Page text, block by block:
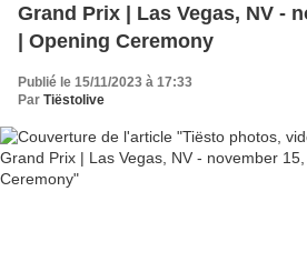
Grand Prix | Las Vegas, NV -
| Opening Ceremony
Publié le 15/11/2023 à 17:33
Par Tiëstolive